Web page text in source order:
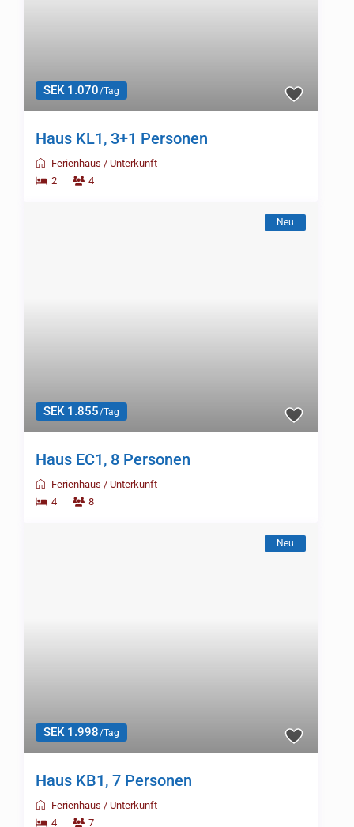
SEK 1.070/Tag
Haus KL1, 3+1 Personen
Ferienhaus /Unterkunft
2
4
SEK 1.855/Tag
Neu
Haus EC1, 8 Personen
Ferienhaus /Unterkunft
4
8
SEK 1.998/Tag
Neu
Haus KB1, 7 Personen
Ferienhaus /Unterkunft
4
7